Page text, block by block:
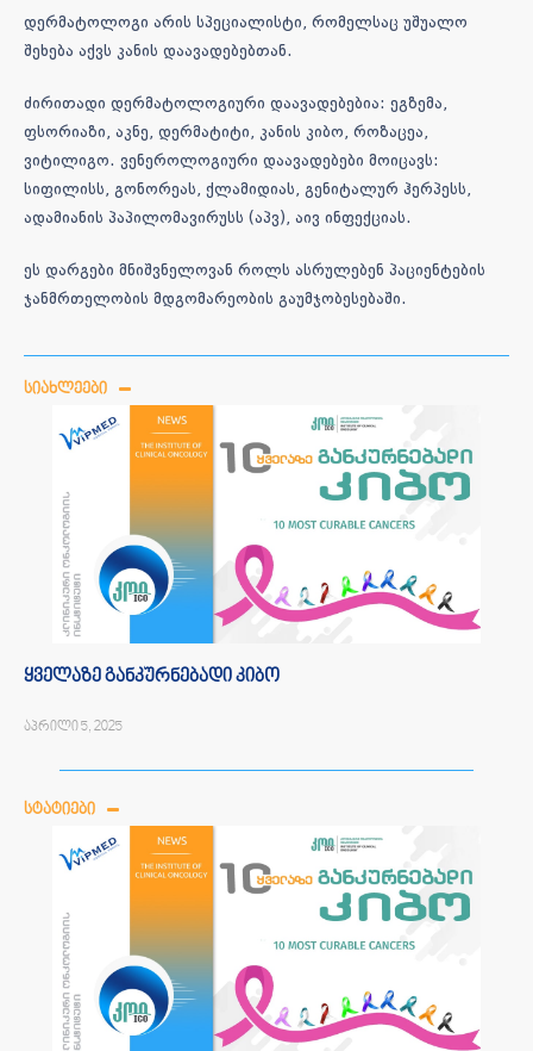
დერმატოლოგი არის სპეციალისტი, რომელსაც უშუალო
შეხება აქვს კანის დაავადებებთან.
ძირითადი დერმატოლოგიური დაავადებებია: ეგზემა,
ფსორიაზი, აკნე, დერმატიტი, კანის კიბო, როზაცეა,
ვიტილიგო. ვენეროლოგიური დაავადებები მოიცავს:
სიფილისს, გონორეას, ქლამიდიას, გენიტალურ ჰერპესს,
ადამიანის პაპილომავირუსს (აპვ), აივ ინფექციას.
ეს დარგები მნიშვნელოვან როლს ასრულებენ პაციენტების
ჯანმრთელობის მდგომარეობის გაუმჯობესებაში.
ᲡᲘᲐᲮᲚᲔᲔᲑᲘ
ყველაზე განკურნებადი კიბო
აპრილი 5, 2025
ᲡᲢᲐᲢᲘᲔᲑᲘ